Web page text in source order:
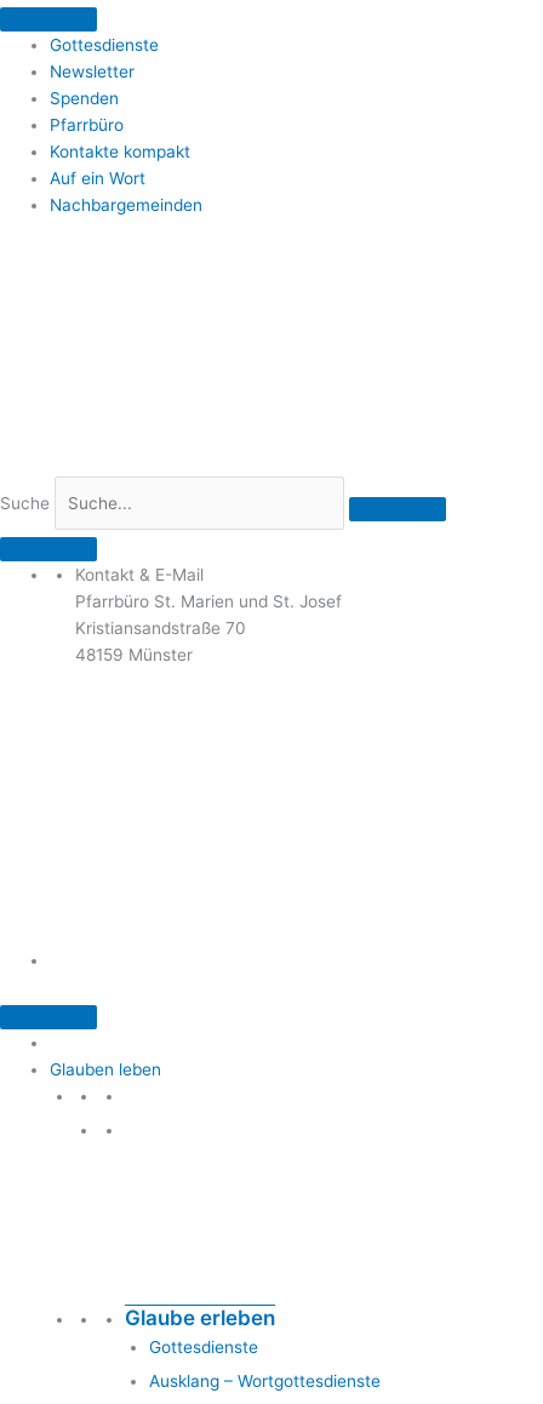
Zum
springen
Gottesdienste
Newsletter
Spenden
Pfarrbüro
Kontakte kompakt
Auf ein Wort
Nachbargemeinden
Suche
Kontakt & E-Mail
Pfarrbüro St. Marien und St. Josef
Kristiansandstraße 70
48159 Münster
Glauben leben
Glaube erleben
Gottesdienste
Ausklang – Wortgottesdienste